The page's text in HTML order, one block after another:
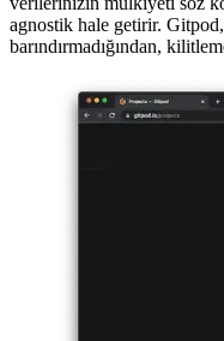
Github Kod Alanlarının
verilerinizin mülkiyeti söz
agnostik hale getirir.
barındırmadığından,